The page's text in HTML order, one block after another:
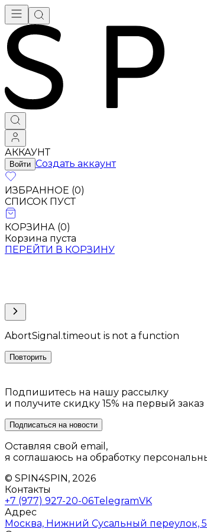
АККАУНТ
Войти Создать аккаунт
ИЗБРАННОЕ (0)
СПИСОК ПУСТ
КОРЗИНА (0)
Корзина пуста
ПЕРЕЙТИ В КОРЗИНУ
AbortSignal.timeout is not a function
Повторить
Подпишитесь на нашу рассылку
и получите скидку 15% на первый заказ
Подписаться на новости
Оставляя свой email,
я соглашаюсь на обработку
© SPIN4SPIN, 2026
Контакты
+7 (977) 927-20-06TelegramVK
Адрес
Москва, Нижний Сусальный переулок,